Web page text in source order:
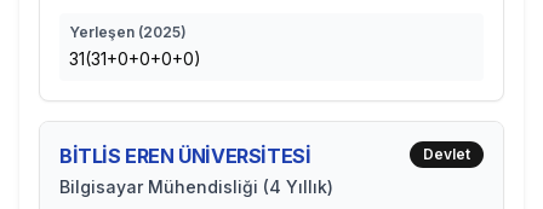
Yerleşen (2025)
31(31+0+0+0+0)
BİTLİS EREN ÜNİVERSİTESİ
Bilgisayar Mühendisliği (4 Yıllık)
Devlet